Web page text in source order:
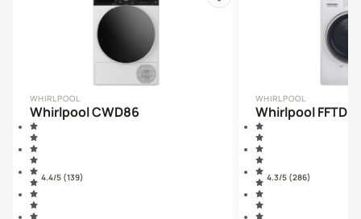
WHIRLPOOL
Whirlpool CWD86
4.4/5 (139)
WHIRLPOOL
Whirlpool
4.3/5 (286)